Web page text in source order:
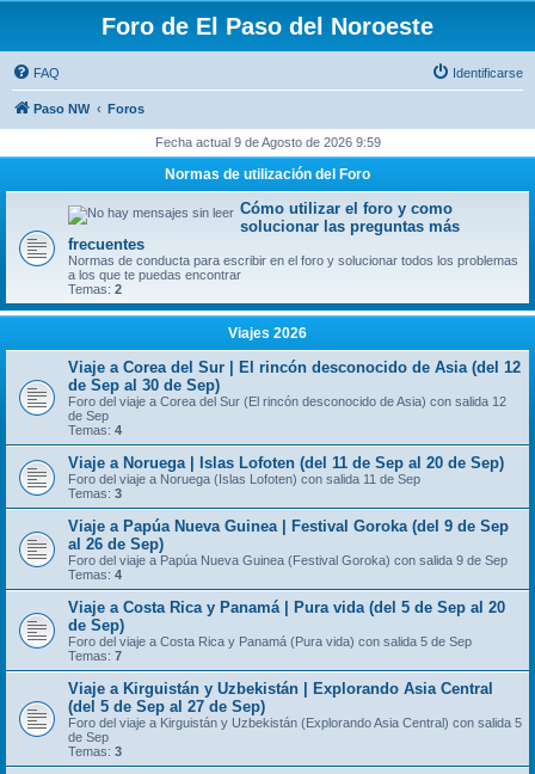
Foro de El Paso del Noroeste
FAQ Identificarse
Paso NW Foros
Fecha actual 9 de Agosto de 2026 9:59
Normas de utilización del Foro
Cómo utilizar el foro y como
solucionar las preguntas más
frecuentes
Normas de conducta para escribir en el foro y solucionar todos los problemas
a los que te puedas encontrar
Temas: 2
Viajes 2026
Viaje a Corea del Sur | El rincón desconocido de Asia (del 12
de Sep al 30 de Sep)
Foro del viaje a Corea del Sur (El rincón desconocido de Asia) con salida 12
de Sep
Temas: 4
Viaje a Noruega | Islas Lofoten (del 11 de Sep al 20 de Sep)
Foro del viaje a Noruega (Islas Lofoten) con salida 11 de Sep
Temas: 3
Viaje a Papúa Nueva Guinea | Festival Goroka (del 9 de Sep
al 26 de Sep)
Foro del viaje a Papúa Nueva Guinea (Festival Goroka) con salida 9 de Sep
Temas: 4
Viaje a Costa Rica y Panamá | Pura vida (del 5 de Sep al 20
de Sep)
Foro del viaje a Costa Rica y Panamá (Pura vida) con salida 5 de Sep
Temas: 7
Viaje a Kirguistán y Uzbekistán | Explorando Asia Central
(del 5 de Sep al 27 de Sep)
Foro del viaje a Kirguistán y Uzbekistán (Explorando Asia Central) con salida 5
de Sep
Temas: 3